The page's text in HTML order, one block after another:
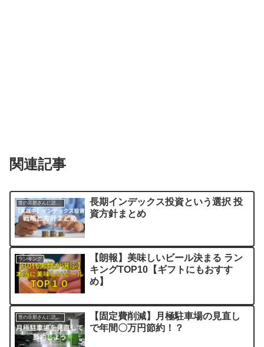
関連記事
世の旦那さんに読んでほしい記事
長期インデックス投資という選択 投
資方針まとめ
ランキング
【朗報】美味しいビール決まる ラン
キングTOP10【ギフトにもおすす
め】
世の旦那さんに読んでほしい記事
【固定費削減】月極駐車場の見直し
で年間〇万円節約！？